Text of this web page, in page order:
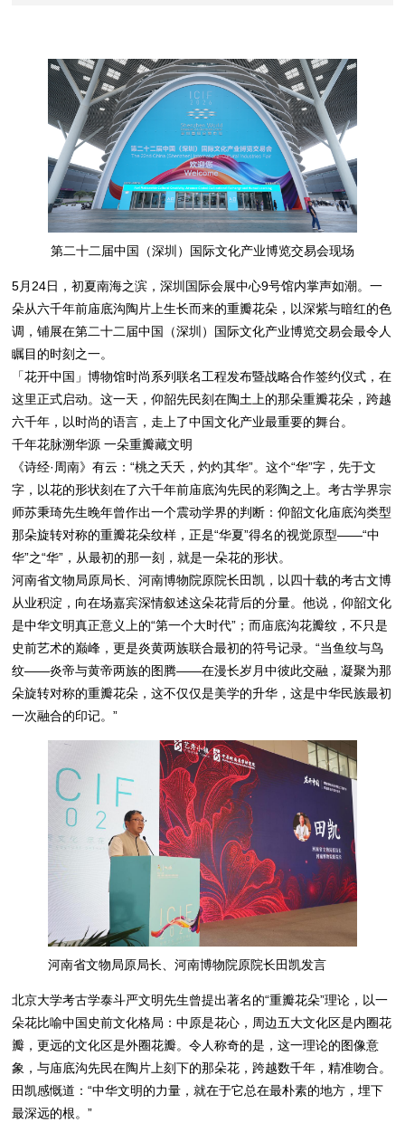
第二十二届中国（深圳）国际文化产业博览交易会现场
5月24日，初夏南海之滨，深圳国际会展中心9号馆内掌声如潮。一
朵从六千年前庙底沟陶片上生长而来的重瓣花朵，以深紫与暗红的色
调，铺展在第二十二届中国（深圳）国际文化产业博览交易会最令人
瞩目的时刻之一。
「花开中国」博物馆时尚系列联名工程发布暨战略合作签约仪式，在
这里正式启动。这一天，仰韶先民刻在陶土上的那朵重瓣花朵，跨越
六千年，以时尚的语言，走上了中国文化产业最重要的舞台。
千年花脉溯华源 一朵重瓣藏文明
《诗经·周南》有云：“桃之夭夭，灼灼其华”。这个“华”字，先于文
字，以花的形状刻在了六千年前庙底沟先民的彩陶之上。考古学界宗
师苏秉琦先生晚年曾作出一个震动学界的判断：仰韶文化庙底沟类型
那朵旋转对称的重瓣花朵纹样，正是“华夏”得名的视觉原型——“中
华”之“华”，从最初的那一刻，就是一朵花的形状。
河南省文物局原局长、河南博物院原院长田凯，以四十载的考古文博
从业积淀，向在场嘉宾深情叙述这朵花背后的分量。他说，仰韶文化
是中华文明真正意义上的“第一个大时代”；而庙底沟花瓣纹，不只是
史前艺术的巅峰，更是炎黄两族联合最初的符号记录。“当鱼纹与鸟
纹——炎帝与黄帝两族的图腾——在漫长岁月中彼此交融，凝聚为那
朵旋转对称的重瓣花朵，这不仅仅是美学的升华，这是中华民族最初
一次融合的印记。”
河南省文物局原局长、河南博物院原院长田凯发言
北京大学考古学泰斗严文明先生曾提出著名的“重瓣花朵”理论，以一
朵花比喻中国史前文化格局：中原是花心，周边五大文化区是内圈花
瓣，更远的文化区是外圈花瓣。令人称奇的是，这一理论的图像意
象，与庙底沟先民在陶片上刻下的那朵花，跨越数千年，精准吻合。
田凯感慨道：“中华文明的力量，就在于它总在最朴素的地方，埋下
最深远的根。”